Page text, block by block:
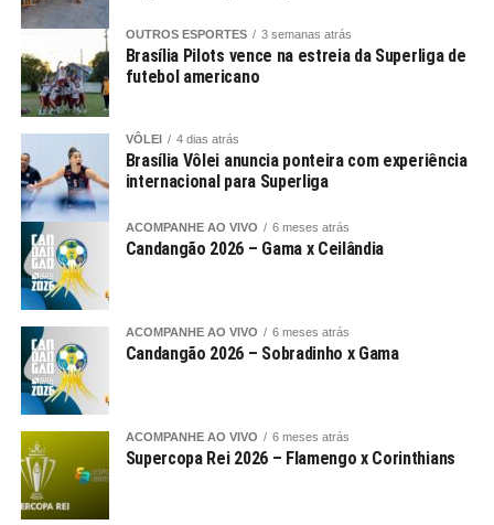
OUTROS ESPORTES 3 semanas atrás
Brasília Pilots vence na estreia da Superliga de
futebol americano
VÔLEI 4 dias atrás
Brasília Vôlei anuncia ponteira com experiência
internacional para Superliga
ACOMPANHE AO VIVO 6 meses atrás
Candangão 2026 – Gama x Ceilândia
ACOMPANHE AO VIVO 6 meses atrás
Candangão 2026 – Sobradinho x Gama
ACOMPANHE AO VIVO 6 meses atrás
Supercopa Rei 2026 – Flamengo x Corinthians